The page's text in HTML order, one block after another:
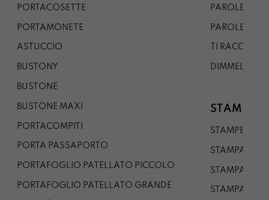
PORTACOSETTE
PORTAMONETE
ASTUCCIO
BUSTONY
BUSTONE
BUSTONE MAXI
PORTACOMPITI
PORTA PASSAPORTO
PORTAFOGLIO PATELLATO PICCOLO
PORTAFOGLIO PATELLATO GRANDE
PAROLE DAL
PAROLE DA
TI
DIMMELO
STAMPE
STAMPE A5
STAMPA A3
STAMPA A1
STAMPA A0